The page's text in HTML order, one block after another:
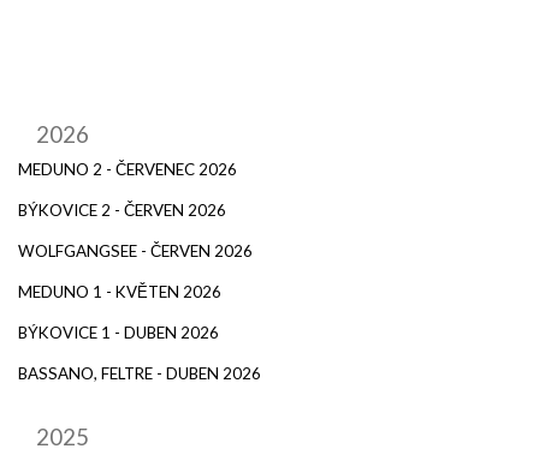
2026
MEDUNO 2 - ČERVENEC 2026
BÝKOVICE 2 - ČERVEN 2026
WOLFGANGSEE - ČERVEN 2026
MEDUNO 1 - KVĚTEN 2026
BÝKOVICE 1 - DUBEN 2026
BASSANO, FELTRE - DUBEN 2026
2025